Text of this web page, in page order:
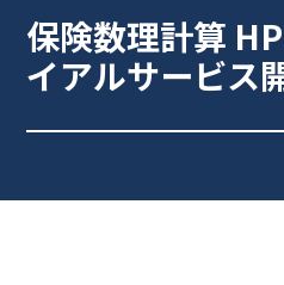
保険数理計算
イアルサービス